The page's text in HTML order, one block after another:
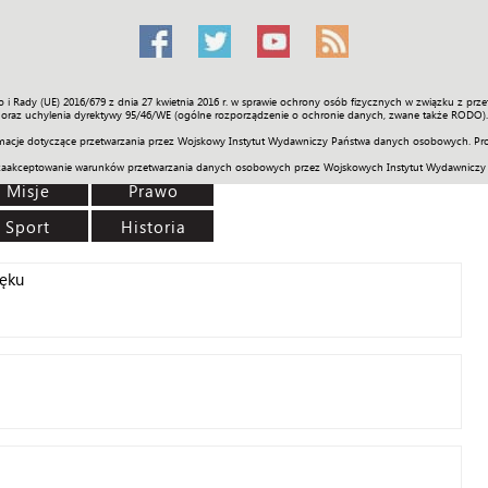
Rady (UE) 2016/679 z dnia 27 kwietnia 2016 r. w sprawie ochrony osób fizycznych w związku z
oraz uchylenia dyrektywy 95/46/WE (ogólne rozporządzenie o ochronie danych, zwane także RODO).
dotyczące przetwarzania przez Wojskowy Instytut Wydawniczy Państwa danych osobowych.
warunków przetwarzania danych osobowych przez Wojskowych Instytut
Świat Społeczność Sport Historia Galerie Wideo
Misje
Prawo
Sport
Historia